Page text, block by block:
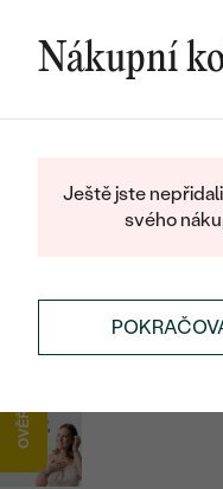
BLOGŠPERKY NA
DIAMANTOVÉ ŠPERKY
Nákupní
Ještě jste
svého